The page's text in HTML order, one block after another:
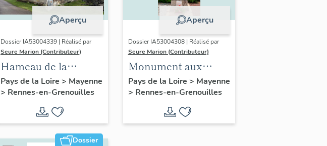
Aperçu
Dossier IA53004339 | Réalisé par
Seure Marion (Contributeur)
Hameau de la
Guiberdière
Pays de la Loire > Mayenne
> Rennes-en-Grenouilles
Aperçu
Dossier IA53004308 | Réalisé par
Seure Marion (Contributeur)
Monument aux
morts de Rennes-en-
Grenouilles
Pays de la Loire > Mayenne
> Rennes-en-Grenouilles
Dossier